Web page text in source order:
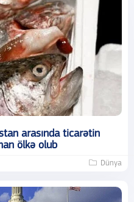
arasında ticarətin
ölkə olub
Dünya